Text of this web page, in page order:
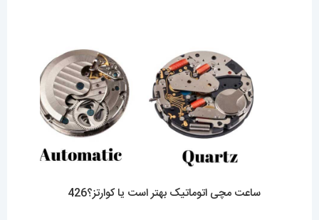
ساعت مچی اتوماتیک بهتر است یا کوارتز؟426